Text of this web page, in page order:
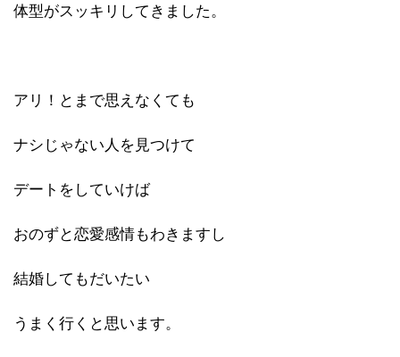
体型がスッキリしてきました。
アリ！とまで思えなくても
ナシじゃない人を見つけて
デートをしていけば
おのずと恋愛感情もわきますし
結婚してもだいたい
うまく行くと思います。